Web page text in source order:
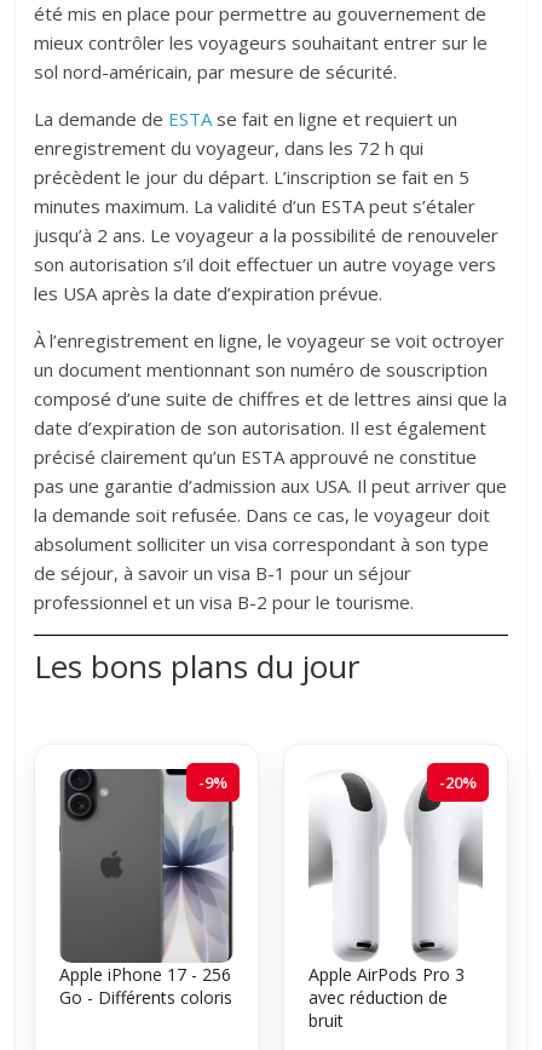
été mis en place pour permettre au gouvernement de
mieux contrôler les voyageurs souhaitant entrer sur le
sol nord-américain, par mesure de sécurité.
La demande de ESTAse fait en ligne et requiert un
enregistrement du voyageur, dans les 72 h qui
précèdent le jour du départ. L’inscription se fait en 5
minutes maximum. La validité d’un ESTA peut s’étaler
jusqu’à 2 ans. Le voyageur a la possibilité de renouveler
son autorisation s’il doit effectuer un autre voyage vers
les USA après la date d’expiration prévue.
À l’enregistrement en ligne, le voyageur se voit octroyer
un document mentionnant son numéro de souscription
composé d’une suite de chiffres et de lettres ainsi que la
date d’expiration de son autorisation. Il est également
précisé clairement qu’un ESTA approuvé ne constitue
pas une garantie d’admission aux USA. Il peut arriver que
la demande soit refusée. Dans ce cas, le voyageur doit
absolument solliciter un visa correspondant à son type
de séjour, à savoir un visa B-1 pour un séjour
professionnel et un visa B-2 pour le tourisme.
Les bons plans du jour
-9%
Apple iPhone 17 - 256
Go - Différents coloris
-20%
Apple AirPods Pro 3
avec réduction de
bruit